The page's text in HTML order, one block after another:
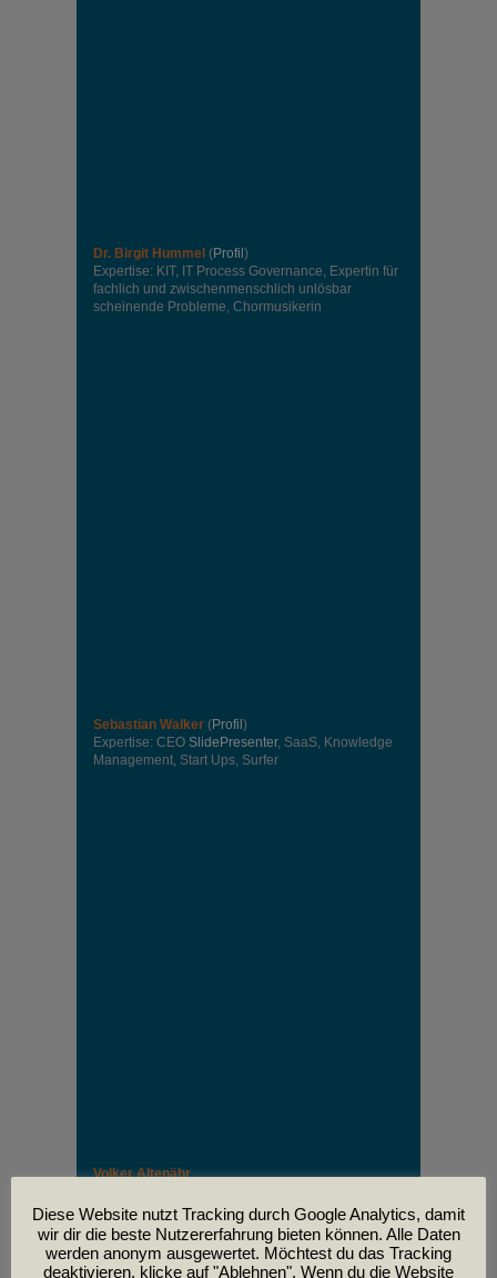
Dr. Birgit Hummel (Profil )
Expertise: KIT, IT Process Governance, Expertin für
fachlich und zwischenmenschlich unlösbar
scheinende Probleme, Chormusikerin
Sebastian Walker (Profil )
Expertise: CEO SlidePresenter, SaaS, Knowledge
Management, Start Ups, Surfer
Volker Altenähr
leider am
30. April im Alter von 81 Jahren verstorben.
Diese Website nutzt Tracking durch Google Analytics, damit
wir dir die beste Nutzererfahrung bieten können. Alle Daten
werden anonym ausgewertet. Möchtest du das Tracking
deaktivieren, klicke auf "Ablehnen". Wenn du die Website